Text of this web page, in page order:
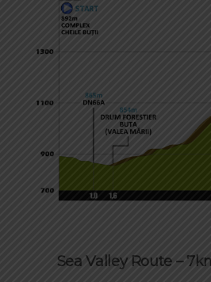
Sea Valley Route –